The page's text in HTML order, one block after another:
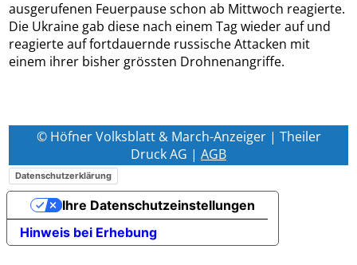
ausgerufenen Feuerpause schon ab Mittwoch reagierte.
Die Ukraine gab diese nach einem Tag wieder auf und
reagierte auf fortdauernde russische Attacken mit
einem ihrer bisher grössten Drohnenangriffe.
© Höfner Volksblatt & March-Anzeiger | Theiler
Druck AG | AGB
Datenschutzerklärung
Hinweis bei Erhebung
Ihre Datenschutzeinstellungen